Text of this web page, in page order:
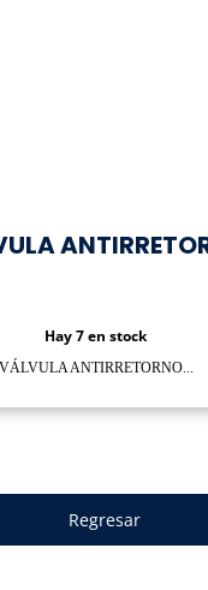
Hay 7 en stock
VÁLVULA ANTIRRETORNO...
Regresar